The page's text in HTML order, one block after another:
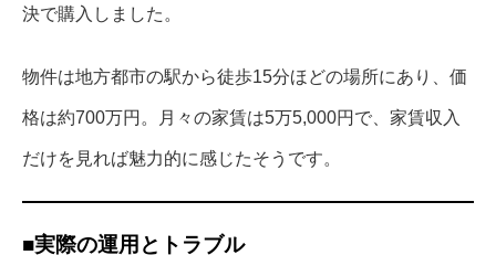
決で購入しました。
物件は地方都市の駅から徒歩15分ほどの場所にあり、価
格は約700万円。月々の家賃は5万5,000円で、家賃収入
だけを見れば魅力的に感じたそうです。
■実際の運用とトラブル